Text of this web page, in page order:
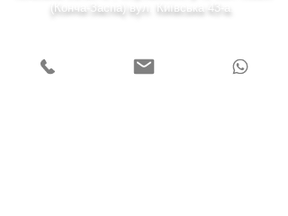
(Конча-Заспа) вул. Київська 43-а.